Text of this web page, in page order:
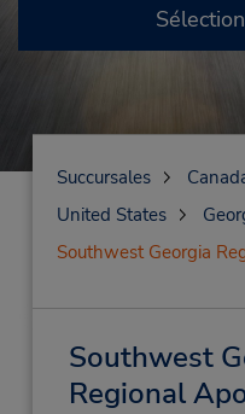
Succursales
United States
Southwest Georgia
Southwest
Regional